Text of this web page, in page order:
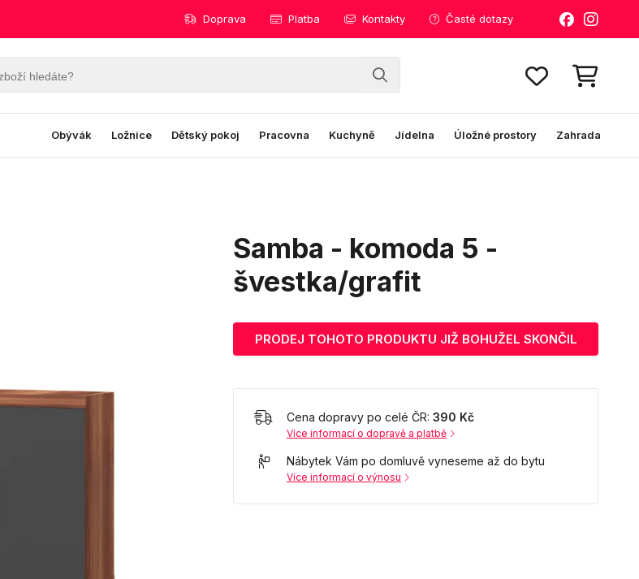
Doprava Platba Kontakty Časté dotazy
Obývák Ložnice Dětský pokoj Pracovna Kuchyně Jídelna Úložné prostory Zahrada
Samba - komoda 5 -
švestka/grafit
PRODEJ TOHOTO PRODUKTU JIŽ BOHUŽEL SKONČIL
Cena dopravy po celé ČR: 390 Kč
Více informací o dopravě a platbě
Nábytek Vám po domluvě vyneseme až do bytu
Více informací o výnosu